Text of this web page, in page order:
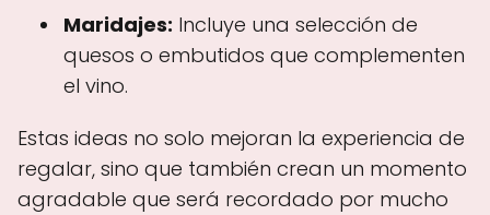
Maridajes: Incluye una selección de
quesos o embutidos que complementen
el vino.
Estas ideas no solo mejoran la experiencia de
regalar, sino que también crean un momento
agradable que será recordado por mucho